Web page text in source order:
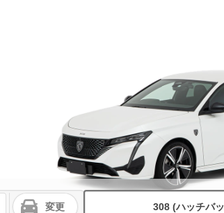
変更 308 (ハッチバ